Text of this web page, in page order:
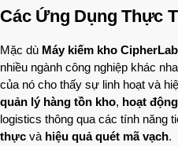
Các Ứng Dụng Thực
Mặc dù Máy kiếm kho
nhiều ngành công nghiệp khác
của nó cho thấy sự linh hoạt và
quản lý hàng tồn kho, hoạt
logistics thông qua các tính năng
thực và hiệu quả quét mã vạch.